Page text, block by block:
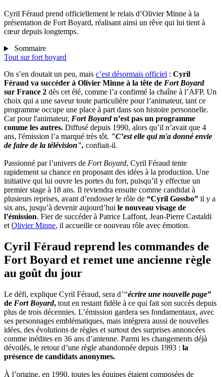
Cyril Féraud prend officiellement le relais d’Olivier Minne à la
présentation de Fort Boyard, réalisant ainsi un rêve qui lui tient à
cœur depuis longtemps.
Sommaire
Tout surfort boyard
On s’en doutait un peu, mais c’est désormais officiel : Cyril
Féraud va succéder à Olivier Minne à la tête de Fort Boyard
sur France 2 dès cet été, comme l’a confirmé la chaîne à l’AFP. Un
choix qui a une saveur toute particulière pour l’animateur, tant ce
programme occupe une place à part dans son histoire personnelle.
Car pour l'animateur, Fort Boyardn’est pas un programme
comme les autres. Diffusé depuis 1990, alors qu’il n’avait que 4
ans, l'émission l’a marqué très tôt. "C’est elle qui m'a donné envie
de faire de la télévision", confiait-il.
Passionné par l’univers de Fort Boyard, Cyril Féraud tente
rapidement sa chance en proposant des idées à la production. Une
initiative qui lui ouvre les portes du fort, puisqu’il y effectue un
premier stage à 18 ans. Il reviendra ensuite comme candidat à
plusieurs reprises, avant d’endosser le rôle de “Cyril Gossbo” il y a
six ans, jusqu’à devenir aujourd’hui le nouveau visage de
l’émission. Fier de succéder à Patrice Laffont, Jean-Pierre Castaldi
etOlivier Minne, il accueille ce nouveau rôle avec émotion.
Cyril Féraud reprend les commandes de
Fort Boyard et remet une ancienne règle
au goût du jour
Le défi, explique Cyril Féraud, sera d’“écrire une nouvelle page”
de Fort Boyard, tout en restant fidèle à ce qui fait son succès depuis
plus de trois décennies. L’émission gardera ses fondamentaux, avec
ses personnages emblématiques, mais intégrera aussi de nouvelles
idées, des évolutions de règles et surtout des surprises annoncées
comme inédites en 36 ans d’antenne. Parmi les changements déjà
dévoilés, le retour d’une règle abandonnée depuis 1993 : la
présence de candidats anonymes.
À l’origine, en 1990, toutes les équipes étaient composées de